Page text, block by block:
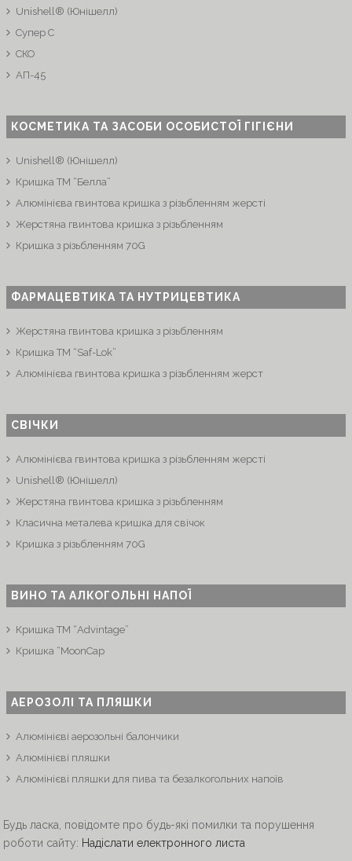
Unishell® (Юнішелл)
Супер C
СКО
АП-45
КОСМЕТИКА ТА ЗАСОБИ ОСОБИСТОЇ ГІГІЄНИ
Unishell® (Юнішелл)
Кришка ТМ “Белла”
Алюмінієва гвинтова кришка з різьбленням жерсті
Жерстяна гвинтова кришка з різьбленням
Кришка з різьбленням 70G
ФАРМАЦЕВТИКА ТА НУТРИЦЕВТИКА
Жерстяна гвинтова кришка з різьбленням
Кришка ТМ “Saf-Lok”
Алюмінієва гвинтова кришка з різьбленням жерст
СВІЧКИ
Алюмінієва гвинтова кришка з різьбленням жерсті
Unishell® (Юнішелл)
Жерстяна гвинтова кришка з різьбленням
Класична металева кришка для свічок
Кришка з різьбленням 70G
ВИНО ТА АЛКОГОЛЬНІ НАПОЇ
Кришка ТМ “Advintage”
Кришка “MoonCap
АЕРОЗОЛІ ТА ПЛЯШКИ
Алюмінієві аерозольні балончики
Алюмінієві пляшки
Алюмінієві пляшки для пива та безалкогольних напоїв
Будь ласка, повідомте про будь-які помилки та порушення
роботи сайту: Надіслати електронного листа